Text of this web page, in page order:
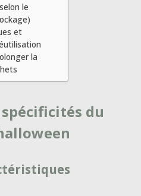
le
et
la
du